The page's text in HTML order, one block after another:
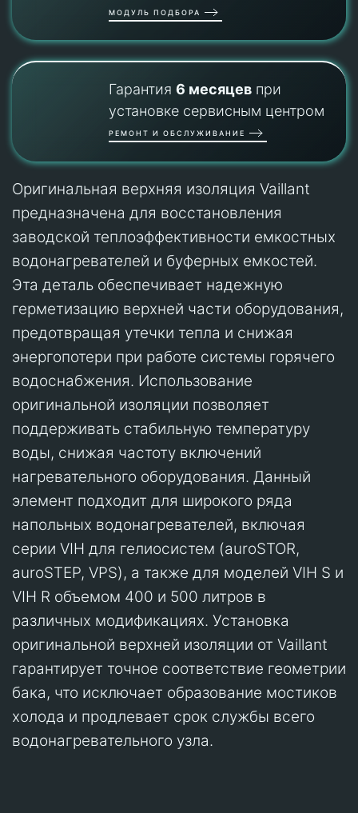
МОДУЛЬ ПОДБОРА
Гарантия 6 месяцевпри
установке сервисным центром
РЕМОНТ И ОБСЛУЖИВАНИЕ
Оригинальная верхняя изоляция Vaillant
предназначена для восстановления
заводской теплоэффективности емкостных
водонагревателей и буферных емкостей.
Эта деталь обеспечивает надежную
герметизацию верхней части оборудования,
предотвращая утечки тепла и снижая
энергопотери при работе системы горячего
водоснабжения. Использование
оригинальной изоляции позволяет
поддерживать стабильную температуру
воды, снижая частоту включений
нагревательного оборудования. Данный
элемент подходит для широкого ряда
напольных водонагревателей, включая
серии VIH для гелиосистем (auroSTOR,
auroSTEP, VPS), а также для моделей VIH S и
VIH R объемом 400 и 500 литров в
различных модификациях. Установка
оригинальной верхней изоляции от Vaillant
гарантирует точное соответствие геометрии
бака, что исключает образование мостиков
холода и продлевает срок службы всего
водонагревательного узла.